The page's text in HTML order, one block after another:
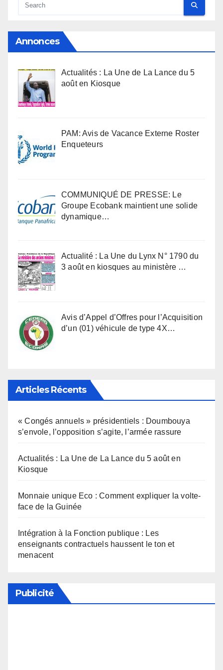
Annonces
Actualités : La Une de La Lance du 5
août en Kiosque
PAM: Avis de Vacance Externe Roster
Enqueteurs
COMMUNIQUÉ DE PRESSE: Le
Groupe Ecobank maintient une solide
dynamique…
Actualité : La Une du Lynx N° 1790 du
3 août en kiosques au ministère …
Avis d’Appel d’Offres pour l’Acquisition
d’un (01) véhicule de type 4X…
Articles Récents
« Congés annuels » présidentiels : Doumbouya
s’envole, l’opposition s’agite, l’armée rassure
Actualités : La Une de La Lance du 5 août en
Kiosque
Monnaie unique Eco : Comment expliquer la volte-
face de la Guinée
Intégration à la Fonction publique : Les
enseignants contractuels haussent le ton et
menacent
Publicité